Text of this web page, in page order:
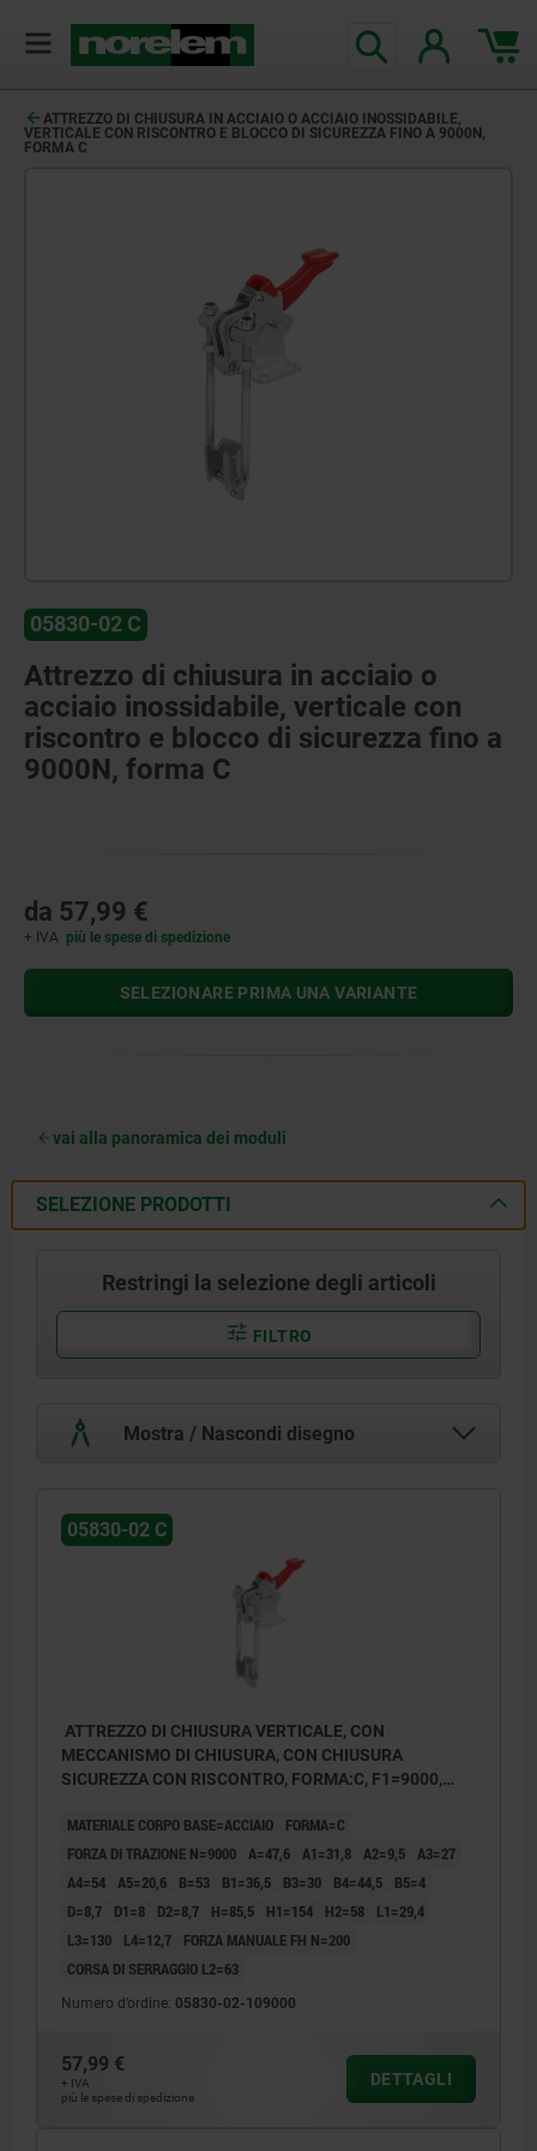
ATTREZZO DI CHIUSURA IN ACCIAIO O ACCIAIO INOSSIDABILE,
VERTICALE CON RISCONTRO E BLOCCO DI SICUREZZA FINO A 9000N,
FORMA C
05830-02 C
Attrezzo di chiusura in acciaio o
acciaio inossidabile, verticale con
riscontro e blocco di sicurezza fino a
9000N, forma C
da 57,99 €
+ IVA più le spese di spedizione
SELEZIONARE PRIMA UNA VARIANTE
vai alla panoramica dei moduli
SELEZIONE PRODOTTI
Restringi la selezione degli articoli
FILTRO
Mostra / Nascondi disegno
05830-02 C
ATTREZZO DI CHIUSURA VERTICALE, CON
MECCANISMO DI CHIUSURA, CON CHIUSURA
SICUREZZA CON RISCONTRO, FORMA:C, F1=9000,
RESISTENTE AGLI OLII
MATERIALE CORPO BASE=ACCIAIO
FORMA=C
FORZA DI TRAZIONE N=9000 A=47,6 A1=31,8 A2=9,5 A3=27
A4=54 A5=20,6 B=53 B1=36,5 B3=30 B4=44,5
B5=4
D=8,7
D1=8 D2=8,7 H=85,5 H1=154 H2=58
L1=29,4
L3=130
L4=12,7
FORZA MANUALE FH N=200
CORSA DI SERRAGGIO L2=63
Numero d’ordine: 05830-02-109000
57,99 €
+ IVA
più le spese di spedizione
DETTAGLI